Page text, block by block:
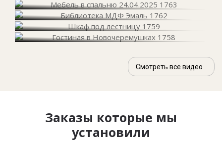
Смотреть все видео
Заказы которые мы
установили